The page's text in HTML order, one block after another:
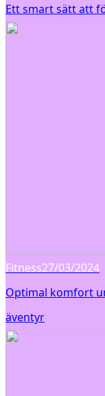
Ett smart sätt att
Fitness27/03/2024
Optimal komfort
äventyr